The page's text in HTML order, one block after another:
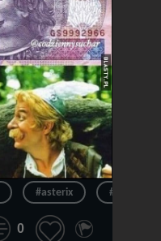
#asterix #pieniądz
0